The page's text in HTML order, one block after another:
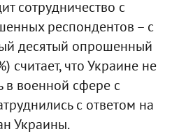
сотрудничество с
респондентов – с
десятый опрошенный
считает, что Украине не
в военной сфере с
с ответом на
Украины.